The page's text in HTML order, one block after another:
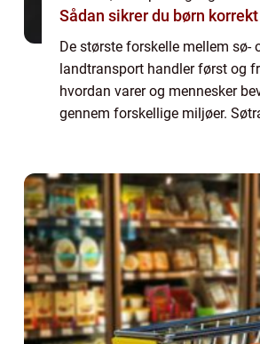
Sådan sikrer du børn
De største forskelle mellem sø-
landtransport handler først og
hvordan varer og mennesker
gennem forskellige miljøer.